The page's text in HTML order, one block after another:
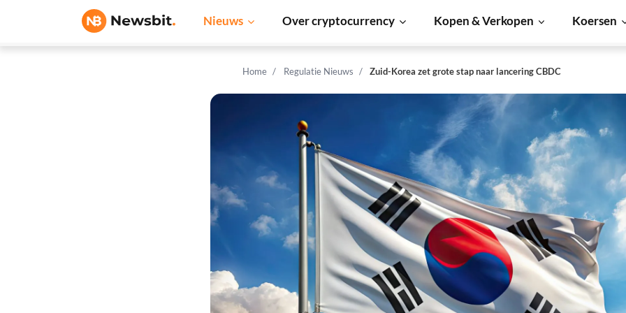
Nieuws Over cryptocurrency Kopen & Verkopen Koersen
Home Regulatie Nieuws Zuid-Korea zet grote stap naar lancering CBDC